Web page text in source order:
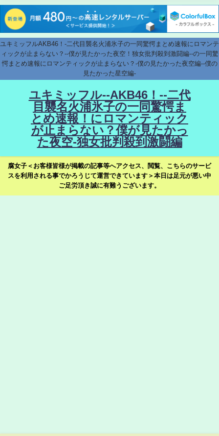
ユキミッフルAKB46！-二代目襲名火浦氷子の一同驚愕まとめ速報にロマンテ
ィックが止まらない？--僕が見たかった夜空！独女批判殺到激闘編--の一同驚
愕まとめ速報にロマンティックが止まらない？-僕の見たかった夜空編--僕の
見たかった星空編-
ユキミッフル--AKB46！--二代
目襲名火浦氷子の一同驚愕ま
とめ速報！にロマンティック
が止まらない？僕が見たかっ
た夜空-独女批判殺到激闘編
腐女子＜お客様皆様が掲載の記事等へアクセス、閲覧、こちらのサービ
スを利用される事でかろうじて運営できています＞本日は足元が悪い中
ご足労頂き誠に有難うございます。